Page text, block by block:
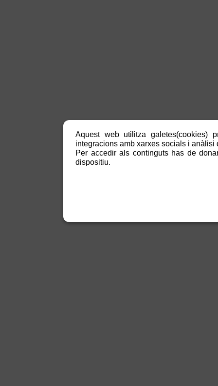
Aquest web utilitza galetes(cookies)
integracions amb xarxes socials i anàlisi
Per accedir als continguts has de
dispositiu.